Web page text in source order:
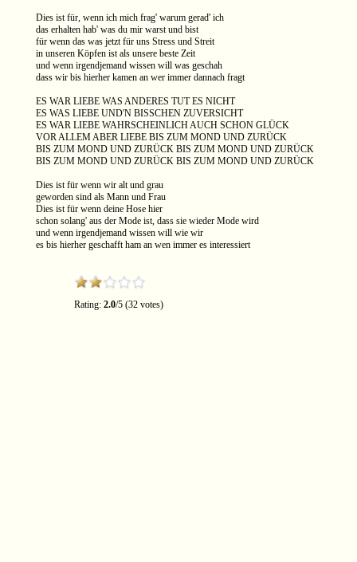
Dies ist für, wenn ich mich frag' warum gerad' ich
das erhalten hab' was du mir warst und bist
für wenn das was jetzt für uns Stress und Streit
in unseren Köpfen ist als unsere beste Zeit
und wenn irgendjemand wissen will was geschah
dass wir bis hierher kamen an wer immer dannach fragt
ES WAR LIEBE WAS ANDERES TUT ES NICHT
ES WAS LIEBE UND'N BISSCHEN ZUVERSICHT
ES WAR LIEBE WAHRSCHEINLICH AUCH SCHON GLÜCK
VOR ALLEM ABER LIEBE BIS ZUM MOND UND ZURÜCK
BIS ZUM MOND UND ZURÜCK BIS ZUM MOND UND ZURÜCK
BIS ZUM MOND UND ZURÜCK BIS ZUM MOND UND ZURÜCK
Dies ist für wenn wir alt und grau
geworden sind als Mann und Frau
Dies ist für wenn deine Hose hier
schon solang' aus der Mode ist, dass sie wieder Mode wird
und wenn irgendjemand wissen will wie wir
es bis hierher geschafft ham an wen immer es interessiert
Rating: 2.0/5 (32 votes)